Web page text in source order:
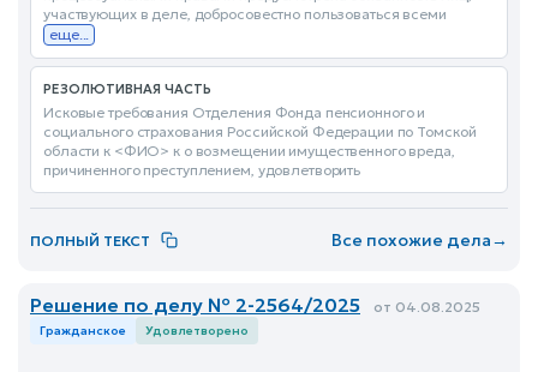
участвующих в деле, добросовестно пользоваться всеми
еще...
РЕЗОЛЮТИВНАЯ ЧАСТЬ
Исковые требования Отделения Фонда пенсионного и
социального страхования Российской Федерации по Томской
области к <ФИО> к о возмещении имущественного вреда,
причиненного преступлением, удовлетворить
ПОЛНЫЙ ТЕКСТ Все похожие дела→
Решение по делу № 2-2564/2025 от 04.08.2025
Гражданское Удовлетворено